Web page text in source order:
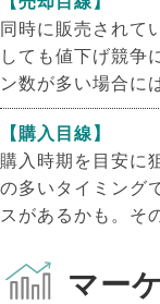
同時に販売されて
しても値下げ競争
ン数が多い場合に
【購入目線】
購入時期を目安に
の多いタイミング
スがあるかも。そ
マー